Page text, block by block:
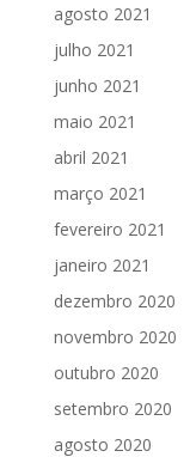
agosto 2021
julho 2021
junho 2021
maio 2021
abril 2021
março 2021
fevereiro 2021
janeiro 2021
dezembro 2020
novembro 2020
outubro 2020
setembro 2020
agosto 2020